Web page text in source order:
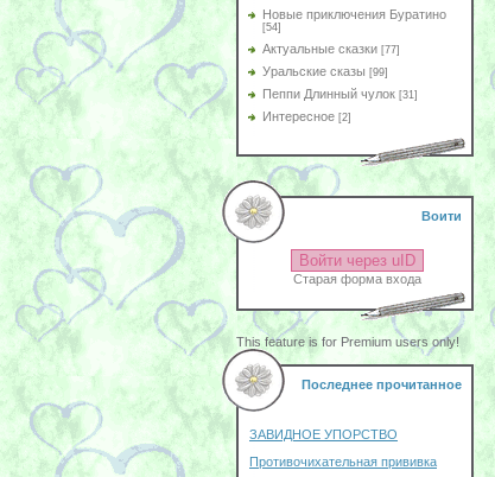
Новые приключения Буратино
[54]
Актуальные сказки [77]
Уральские сказы [99]
Пеппи Длинный чулок [31]
Интересное [2]
Воити
Войти через uID
Старая форма входа
This feature is for Premium users only!
Последнее прочитанное
ЗАВИДНОЕ УПОРСТВО
Противочихательная прививка